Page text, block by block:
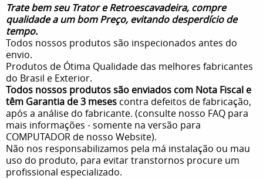
Trate bem seu Trator e Retroescavadeira, compre
qualidade a um bom Preço, evitando desperdício de
tempo.
Todos nossos produtos são inspecionados antes do
envio.
Produtos de Ótima Qualidade das melhores fabricantes
do Brasil e Exterior.
Todos nossos produtos são enviados com Nota Fiscal e
têm Garantia de 3 meses contra defeitos de fabricação,
após a análise do fabricante. (consulte nosso FAQ para
mais informações - somente na versão para
COMPUTADOR de nosso Website).
Não nos responsabilizamos pela má instalação ou mau
uso do produto, para evitar transtornos procure um
profissional especializado.